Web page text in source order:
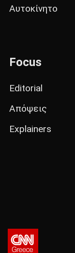
Αυτοκίνητο
Focus
Editorial
Απόψεις
Explainers